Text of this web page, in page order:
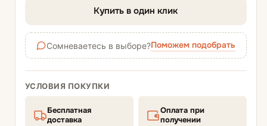
Купить в один клик
Сомневаетесь в выборе?Поможем подобрать
УСЛОВИЯ ПОКУПКИ
Бесплатная
доставка
Оплата при
получении